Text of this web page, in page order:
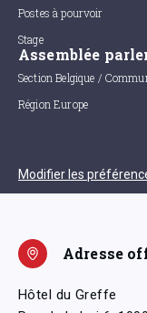
Postes à pourvoir
Stage
Assemblée
Section Belgique /
Région Europe
Modifier les
Adresse
Hôtel du Greffe